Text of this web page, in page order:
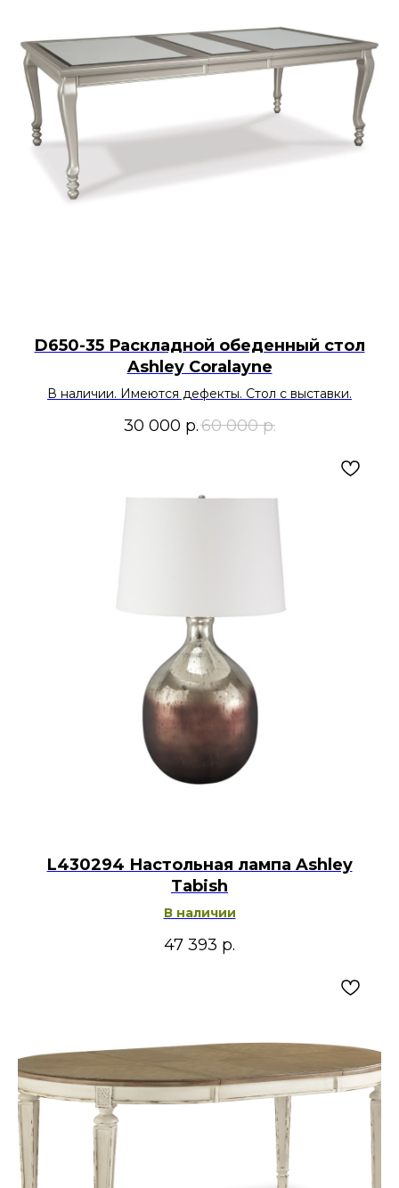
D650-35 Раскладной обеденный стол
Ashley Coralayne
В наличии. Имеются дефекты. Стол с выставки.
30 000 р.60 000 р.
L430294 Настольная лампа Ashley
Tabish
В наличии
47 393 р.